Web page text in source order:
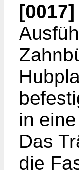
[0017]
in
Das
die